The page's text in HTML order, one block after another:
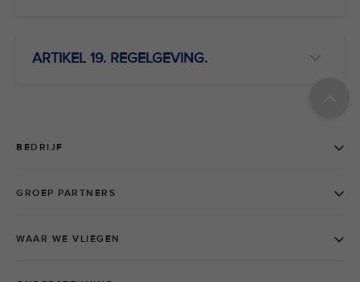
ARTIKEL 19. REGELGEVING.